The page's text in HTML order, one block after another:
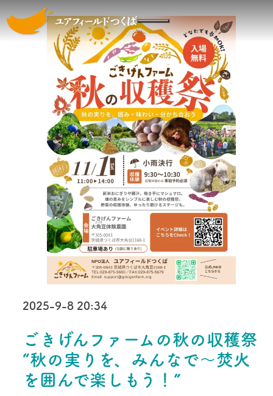
メインコンテンツへスキップする
ユアフィールドつくばについて
ニュース
社員や利用者の声
採用情報
お問い合わせ
会社案内
ごきげんファーム ひだまりベース
ブルーフロッグ ハイク
みのりガーデン ユアプレイス
協賛・寄付
2025-9-8 20:34
ごきげんファームの秋の収穫祭
“秋の実りを、みんなで～焚火
を囲んで楽しもう！”